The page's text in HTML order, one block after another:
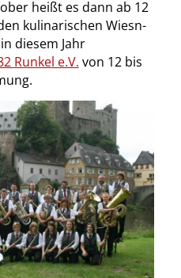
heißt es dann ab 12
kulinarischen Wiesn-
diesem Jahr
Runkel e.V. von 12 bis